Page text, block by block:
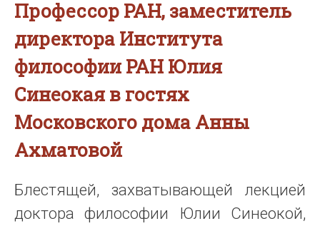
Профессор РАН, заместитель
директора Института
философии РАН Юлия
Синеокая в гостях
Московского дома Анны
Ахматовой
Блестящей, захватывающей лекцией
доктора философии Юлии Синеокой,